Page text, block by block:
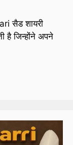
सैड शायरी
है जिन्होंने अपने